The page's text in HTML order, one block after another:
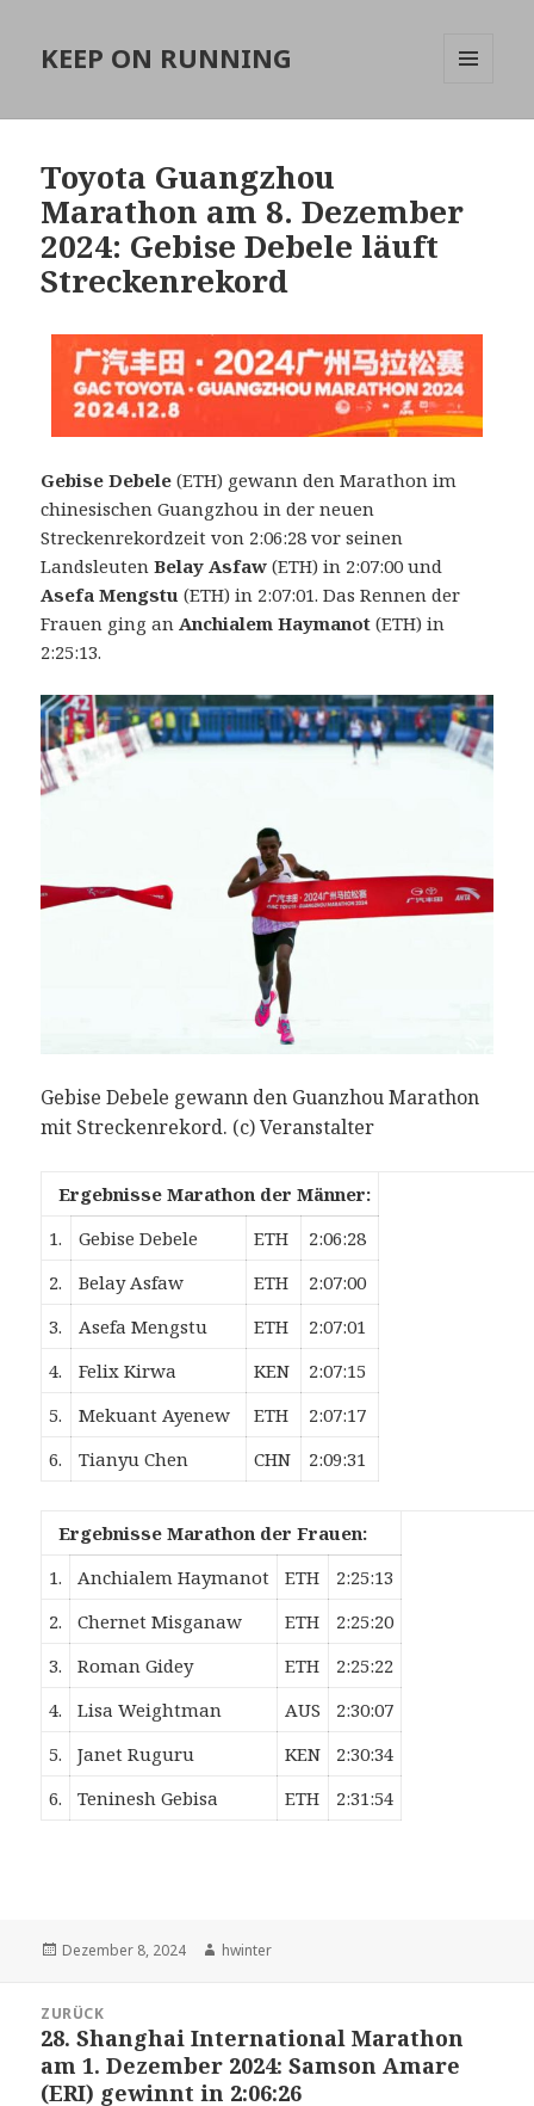
KEEP ON RUNNING
Toyota Guangzhou
Marathon am 8. Dezember
2024: Gebise Debele läuft
Streckenrekord
Gebise Debele (ETH) gewann den Marathon im
chinesischen Guangzhou in der neuen
Streckenrekordzeit von 2:06:28 vor seinen
LandsleutenBelay Asfaw (ETH) in 2:07:00 und
Asefa Mengstu (ETH) in 2:07:01. Das Rennen der
Frauen ging anAnchialem Haymanot (ETH) in
2:25:13.
Gebise Debele gewann den Guanzhou Marathon
mit Streckenrekord. (c) Veranstalter
Ergebnisse Marathon der Männer:
1.
Gebise Debele ETH
2:06:28
2.
Belay Asfaw ETH
2:07:00
3.
Asefa Mengstu ETH
2:07:01
4.
Felix Kirwa KEN
2:07:15
5.
Mekuant Ayenew ETH
2:07:17
6.
Tianyu Chen CHN 2:09:31
Ergebnisse Marathon der Frauen:
1.
Anchialem Haymanot ETH
2:25:13
2.
Chernet Misganaw ETH
2:25:20
3.
Roman Gidey ETH
2:25:22
4.
Lisa Weightman AUS
2:30:07
5.
Janet Ruguru KEN
2:30:34
6.
Teninesh Gebisa ETH 2:31:54
Veröffentlicht
Dezember 8, 2024 Autor
hwinter
Navigation
ZURÜCK
Vorheriger
Beitrag:
28. Shanghai International Marathon
am 1. Dezember 2024: Samson Amare
(ERI) gewinnt in 2:06:26